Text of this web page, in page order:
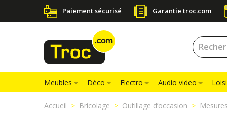
Paiement sécurisé Garantie troc.com
Meubles Déco Electro Audio video
Accueil Bricolage Outillage d’occasion